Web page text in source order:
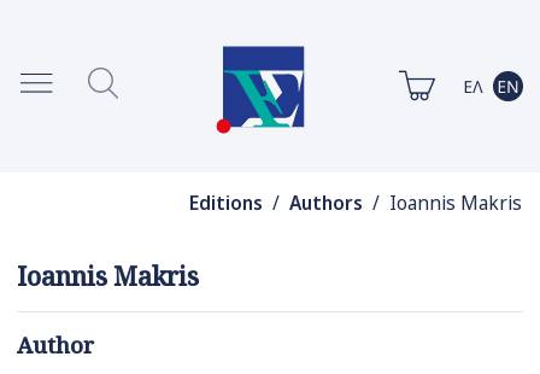
Editions / Authors / Ioannis Makris
Ioannis Makris
Author